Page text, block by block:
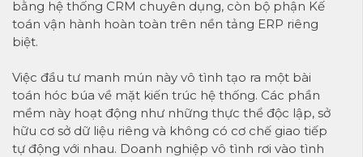
bằng hệ thống CRM chuyên dụng, còn bộ phận Kế
toán vận hành hoàn toàn trên nền tảng ERP riêng
biệt.
Việc đầu tư manh mún này vô tình tạo ra một bài
toán hóc búa về mặt kiến trúc hệ thống. Các phần
mềm này hoạt động như những thực thể độc lập, sở
hữu cơ sở dữ liệu riêng và không có cơ chế giao tiếp
tự động với nhau. Doanh nghiệp vô tình rơi vào tình